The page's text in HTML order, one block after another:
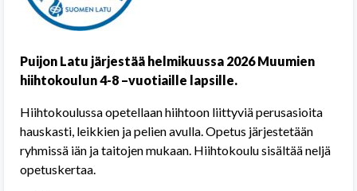
Puijon Latu järjestää helmikuussa 2026 Muumien
hiihtokoulun 4-8 –vuotiaille lapsille.
Hiihtokoulussa opetellaan hiihtoon liittyviä perusasioita
hauskasti, leikkien ja pelien avulla. Opetus järjestetään
ryhmissä iän ja taitojen mukaan. Hiihtokoulu sisältää neljä
opetuskertaa.